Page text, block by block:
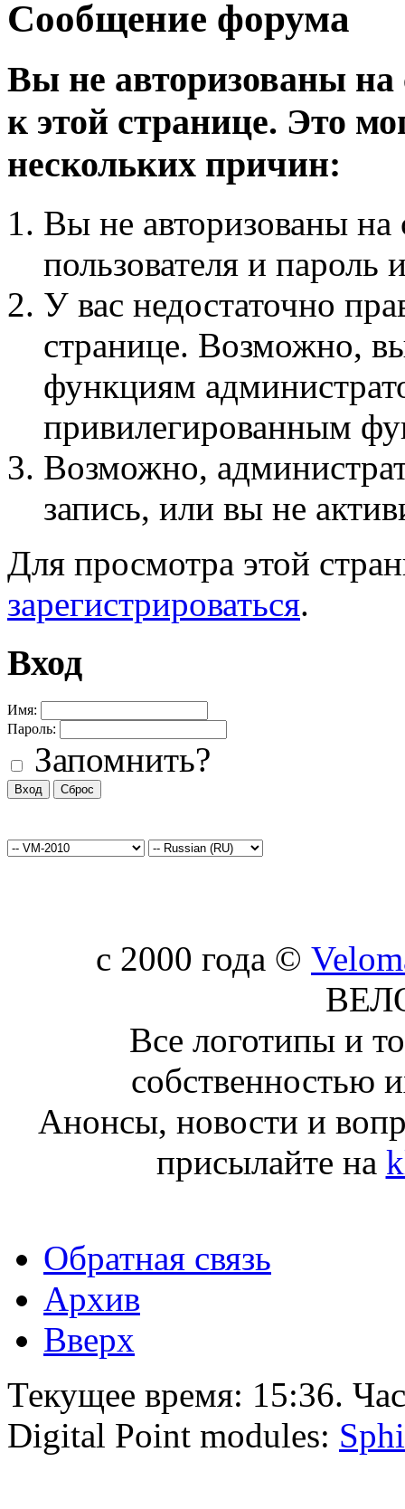
Сообщение форума
Вы не авторизованы на
к этой странице. Это
нескольких причин:
Вы не авторизованы на
пользователя и пароль
У вас недостаточно
странице. Возможно,
функциям
привилегированным
Возможно,
запись, или вы не
Для просмотра этой
зарегистрироваться.
Вход
Имя:
Пароль:
Запомнить?
c 2000 года ©
Все логотипы и
собственностью
Анонсы, новости и
присылайте на
Обратная связь
Архив
Вверх
Текущее время: 15:36.
Digital Point modules: